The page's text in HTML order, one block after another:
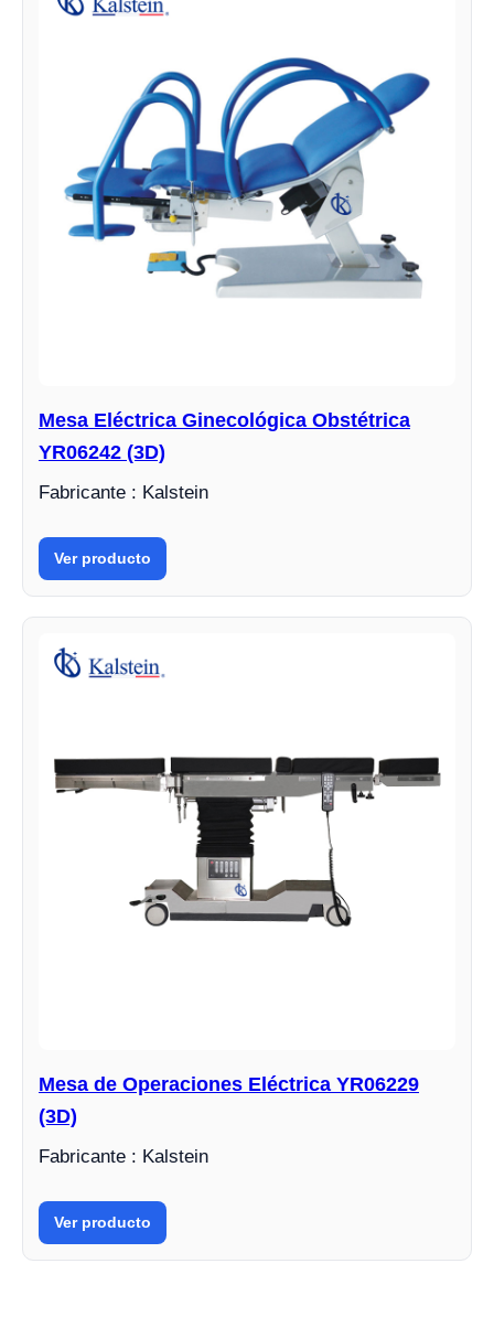
Mesa Eléctrica Ginecológica Obstétrica
YR06242 (3D)
Fabricante : Kalstein
Ver producto
Mesa de Operaciones Eléctrica YR06229
(3D)
Fabricante : Kalstein
Ver producto